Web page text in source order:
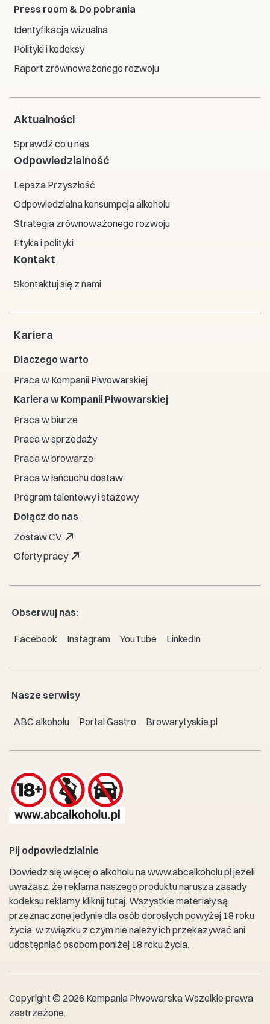
Press room & Do pobrania
Identyfikacja wizualna
Polityki i kodeksy
Raport zrównoważonego rozwoju
Aktualności
Sprawdź co u nas
Odpowiedzialność
Lepsza Przyszłość
Odpowiedzialna konsumpcja alkoholu
Strategia zrównoważonego rozwoju
Etyka i polityki
Kontakt
Skontaktuj się z nami
Kariera
Dlaczego warto
Praca w Kompanii Piwowarskiej
Kariera w Kompanii Piwowarskiej
Praca w biurze
Praca w sprzedaży
Praca w browarze
Praca w łańcuchu dostaw
Program talentowy i stażowy
Dołącz do nas
Zostaw CV
Oferty pracy
Obserwuj nas:
Facebook Instagram YouTube LinkedIn
Nasze serwisy
ABC alkoholu Portal Gastro Browarytyskie.pl
Pij odpowiedzialnie
Dowiedz się więcej o alkoholu nawww.abcalkoholu.pljeżeli
uważasz, że reklama naszego produktu narusza zasady
kodeksu reklamy, kliknij tutaj. Wszystkie materiały są
przeznaczone jedynie dla osób dorosłych powyżej 18 roku
życia, w związku z czym nie należy ich przekazywać ani
udostępniać osobom poniżej 18 roku życia.
Copyright © 2026 Kompania Piwowarska Wszelkie prawa
zastrzeżone.